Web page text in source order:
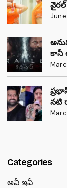
వైరల్
June
కానీ
నటి
Categories
అవీ ఇవీ